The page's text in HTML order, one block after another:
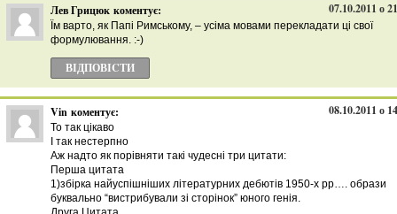
Лев Грицюк коментує: 07.10.2011 о
Їм варто, як Папі Римському, – усіма мовами перекладати ці свої
формулювання. :-)
ВІДПОВІCТИ
Vin коментує: 08.10.2011 о
То так цікаво
І так нестерпно
Аж надто як порівняти такі чудесні три цитати:
Перша цитата
1)збірка найуспішніших літературних дебютів 1950-х рр…. образи
буквально “вистрибували зі сторінок” юного генія.